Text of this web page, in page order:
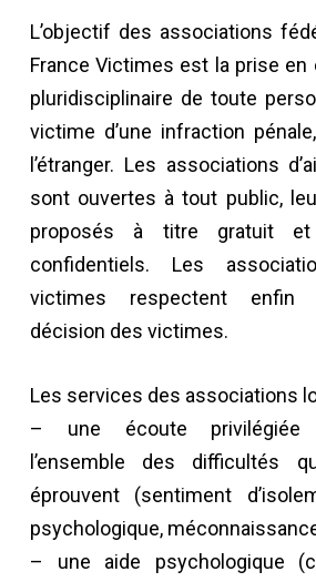
L’objectif des associations
France Victimes est la prise en
pluridisciplinaire de toute
victime d’une infraction
l’étranger. Les associations
sont ouvertes à tout public,
proposés à titre gratuit
confidentiels. Les
victimes respectent enfin
décision des victimes.
Les services des associations
– une écoute privilégiée
l’ensemble des difficultés
éprouvent (sentiment
psychologique,
– une aide psychologique